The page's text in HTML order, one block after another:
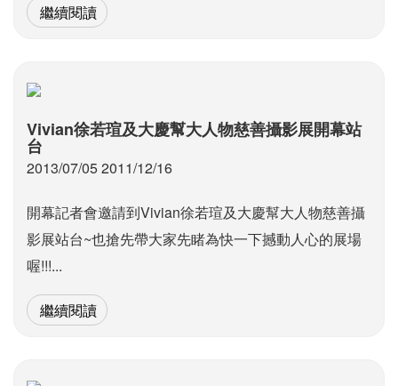
繼續閱讀
Vivian徐若瑄及大慶幫大人物慈善攝影展開幕站
台
2013/07/05 2011/12/16
開幕記者會邀請到Vivian徐若瑄及大慶幫大人物慈善攝
影展站台~也搶先帶大家先睹為快一下撼動人心的展場
喔!!!...
繼續閱讀